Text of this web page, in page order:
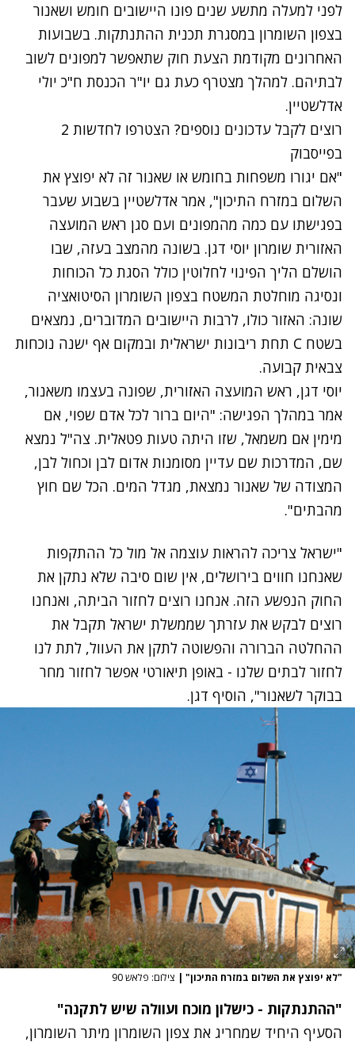
לפני למעלה מתשע שנים פונו היישובים חומש ושאנור
בצפון השומרון במסגרת תכנית ההתנתקות. בשבועות
האחרונים מקודמת הצעת חוק שתאפשר למפונים לשוב
לבתיהם. למהלך מצטרף כעת גם יו"ר הכנסת ח"כ יולי
אדלשטיין.
רוצים לקבל עדכונים נוספים? הצטרפו לחדשות 2
בפייסבוק
"אם יגורו משפחות בחומש או שאנור זה לא יפוצץ את
השלום במזרח התיכון", אמר אדלשטיין בשבוע שעבר
בפגישתו עם כמה מהמפונים ועם סגן ראש המועצה
האזורית שומרון יוסי דגן. בשונה מהמצב בעזה, שבו
הושלם הליך הפינוי לחלוטין כולל הסגת כל הכוחות
ונסיגה מוחלטת המשטח בצפון השומרון הסיטואציה
שונה: האזור כולו, לרבות היישובים המדוברים, נמצאים
בשטח C תחת ריבונות ישראלית ובמקום אף ישנה נוכחות
צבאית קבועה.
יוסי דגן, ראש המועצה האזורית, שפונה בעצמו משאנור,
אמר במהלך הפגישה: "היום ברור לכל אדם שפוי, אם
מימין אם משמאל, שזו היתה טעות פטאלית. צה"ל נמצא
שם, המדרכות שם עדיין מסומנות אדום לבן וכחול לבן,
המצודה של שאנור נמצאת, מגדל המים. הכל שם חוץ
מהבתים".
"ישראל צריכה להראות עוצמה אל מול כל ההתקפות
שאנחנו חווים בירושלים, אין שום סיבה שלא נתקן את
החוק הנפשע הזה. אנחנו רוצים לחזור הביתה, ואנחנו
רוצים לבקש את עזרתך שממשלת ישראל תקבל את
ההחלטה הברורה והפשוטה לתקן את העוול, לתת לנו
לחזור לבתים שלנו - באופן תיאורטי אפשר לחזור מחר
בבוקר לשאנור", הוסיף דגן.
"לא יפוצץ את השלום במזרח התיכון" | צילום: פלאש 90
"ההתנתקות - כישלון מוכח ועוולה שיש לתקנה"
הסעיף היחיד שמחריג את צפון השומרון מיתר השומרון,